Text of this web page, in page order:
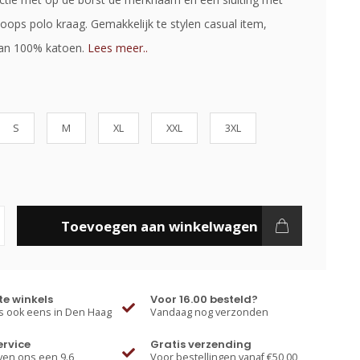
polo kraag. Gemakkelijk te stylen casual item,
100% katoen. Lees meer..
S M XL XXL 3XL
Toevoegen aan winkelwagen
winkels
ook eens in Den Haag
Voor 16.00 besteld?
Vandaag nog verzonden
ons een 9.6
Gratis verzending
Voor bestellingen vanaf €50,00